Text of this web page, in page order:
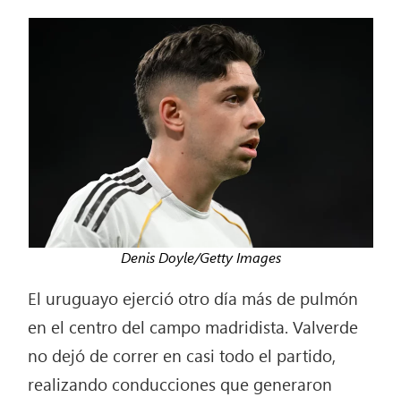
Denis Doyle/Getty Images
El uruguayo ejerció otro día más de pulmón
en el centro del campo madridista. Valverde
no dejó de correr en casi todo el partido,
realizando conducciones que generaron